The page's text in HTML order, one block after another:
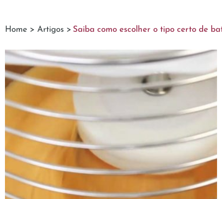
Home > Artigos > Saiba como escolher o tipo certo de